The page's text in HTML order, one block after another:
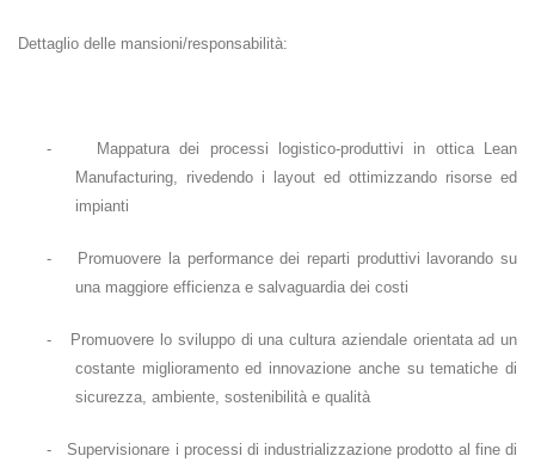
Dettaglio delle mansioni/responsabilità:
-
Mappatura dei processi logistico-produttivi in ottica Lean
Manufacturing, rivedendo i layout ed ottimizzando risorse ed
impianti
-
Promuovere la performance dei reparti produttivi lavorando su
una maggiore efficienza e salvaguardia dei costi
-
Promuovere lo sviluppo di una cultura aziendale orientata ad un
costante miglioramento ed innovazione anche su tematiche di
sicurezza, ambiente, sostenibilità e qualità
-
Supervisionare i processi di industrializzazione prodotto al fine di